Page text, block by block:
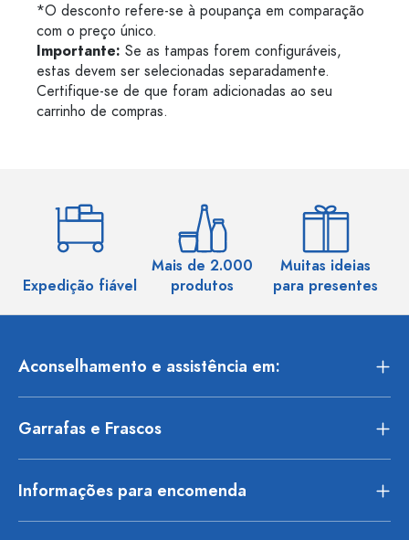
*O desconto refere-se à poupança em comparação
com o preço único.
Importante: Se as tampas forem configuráveis,
estas devem ser selecionadas separadamente.
Certifique-se de que foram adicionadas ao seu
carrinho de compras.
Expedição fiável
Mais de 2.000
produtos
Muitas ideias
para presentes
Aconselhamento e assistência em:
Garrafas e Frascos
Informações para encomenda